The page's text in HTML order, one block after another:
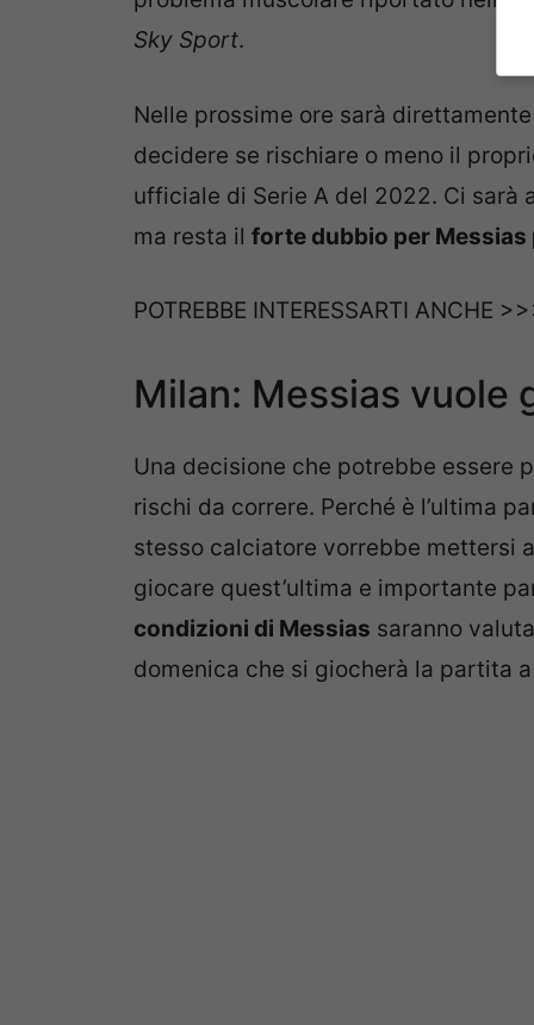
Sky Sport.
Nelle prossime ore sarà
decidere se rischiare o meno il
ufficiale di Serie A del 2022. Ci sarà
ma resta il forte dubbio per Messias
POTREBBE INTERESSARTI ANCHE
Milan: Messias vuole
Una decisione che potrebbe essere
rischi da correre. Perché è l’ultima
stesso calciatore vorrebbe mettersi
giocare quest’ultima e importante
condizioni di Messias saranno
domenica che si giocherà la partita a